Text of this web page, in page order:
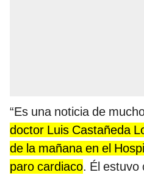
“Es una noticia de
doctor Luis Castañeda
de la mañana en el
paro cardiaco. Él estuvo